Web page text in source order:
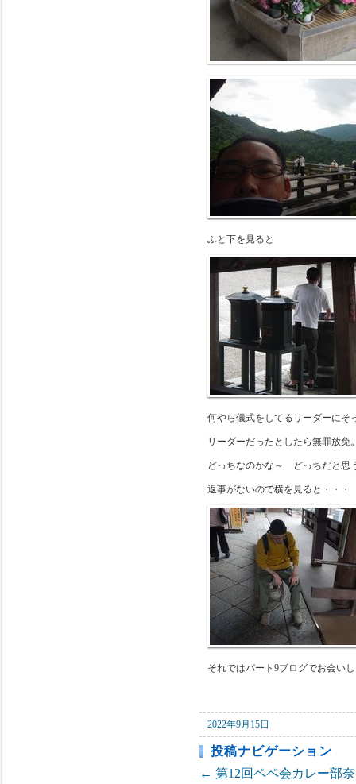
ふと下を見ると
何やら儀式をしてるリーダーにそ
リーダーだったとしたら無罪放
どっちなのかな～ どっちだと
返事がないので横を見ると・・・
それではパート9ブログでお会
2022年9月15日
投稿ナビゲーション
← 第12回ペペ会カレー部